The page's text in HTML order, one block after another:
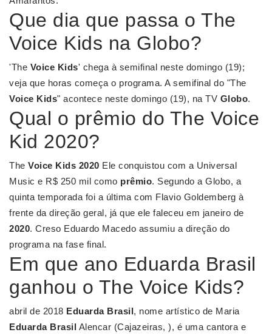
Que dia que passa o The
Voice Kids na Globo?
'The Voice Kids' chega à semifinal neste domingo (19);
veja que horas começa o programa. A semifinal do "The
Voice Kids" acontece neste domingo (19), na TV Globo.
Qual o prêmio do The Voice
Kid 2020?
The Voice Kids 2020 Ele conquistou com a Universal
Music e R$ 250 mil como prêmio. Segundo a Globo, a
quinta temporada foi a última com Flavio Goldemberg à
frente da direção geral, já que ele faleceu em janeiro de
2020. Creso Eduardo Macedo assumiu a direção do
programa na fase final.
Em que ano Eduarda Brasil
ganhou o The Voice Kids?
abril de 2018 Eduarda Brasil, nome artístico de Maria
Eduarda Brasil Alencar (Cajazeiras, ), é uma cantora e